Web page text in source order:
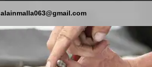
alainmalla063@gmail.com